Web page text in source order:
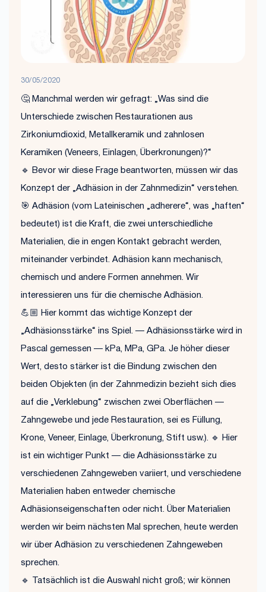
30/05/2020
🤔 Manchmal werden wir gefragt: „Was sind die
Unterschiede zwischen Restaurationen aus
Zirkoniumdioxid, Metallkeramik und zahnlosen
Keramiken (Veneers, Einlagen, Überkronungen)?“
🔹 Bevor wir diese Frage beantworten, müssen wir das
Konzept der „Adhäsion in der Zahnmedizin“ verstehen.
🎯 Adhäsion (vom Lateinischen „adherere“, was „haften“
bedeutet) ist die Kraft, die zwei unterschiedliche
Materialien, die in engen Kontakt gebracht werden,
miteinander verbindet. Adhäsion kann mechanisch,
chemisch und andere Formen annehmen. Wir
interessieren uns für die chemische Adhäsion.
💪🏼 Hier kommt das wichtige Konzept der
„Adhäsionsstärke“ ins Spiel. — Adhäsionsstärke wird in
Pascal gemessen — kPa, MPa, GPa. Je höher dieser
Wert, desto stärker ist die Bindung zwischen den
beiden Objekten (in der Zahnmedizin bezieht sich dies
auf die „Verklebung“ zwischen zwei Oberflächen —
Zahngewebe und jede Restauration, sei es Füllung,
Krone, Veneer, Einlage, Überkronung, Stift usw.). 🔹 Hier
ist ein wichtiger Punkt — die Adhäsionsstärke zu
verschiedenen Zahngeweben variiert, und verschiedene
Materialien haben entweder chemische
Adhäsionseigenschaften oder nicht. Über Materialien
werden wir beim nächsten Mal sprechen, heute werden
wir über Adhäsion zu verschiedenen Zahngeweben
sprechen.
🔹 Tatsächlich ist die Auswahl nicht groß; wir können